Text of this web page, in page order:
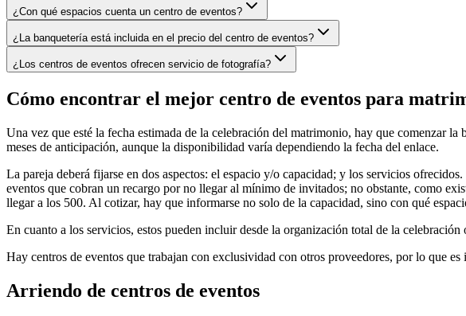
¿Con qué espacios cuenta un centro de eventos?
¿La banquetería está incluida en el precio del centro de eventos?
¿Los centros de eventos ofrecen servicio de fotografía?
Cómo encontrar el mejor centro de eventos para
Una vez que esté la fecha estimada de la celebración del matrimonio, hay que comenzar
meses de anticipación, aunque la disponibilidad varía dependiendo la fecha del enlace.
La pareja deberá fijarse en dos aspectos: el espacio y/o capacidad; y los servicios
eventos que cobran un recargo por no llegar al mínimo de invitados; no obstante, como
llegar a los 500. Al cotizar, hay que informarse no solo de la capacidad, sino con qué
En cuanto a los servicios, estos pueden incluir desde la organización total de la
Hay centros de eventos que trabajan con exclusividad con otros proveedores, por lo que
Arriendo de centros de eventos